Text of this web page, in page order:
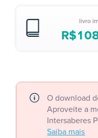
livro
R$
O download
Aproveite a
Intersaberes
Saiba mais